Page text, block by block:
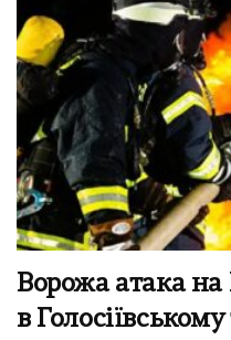
Ворожа атака на
в Голосіївському